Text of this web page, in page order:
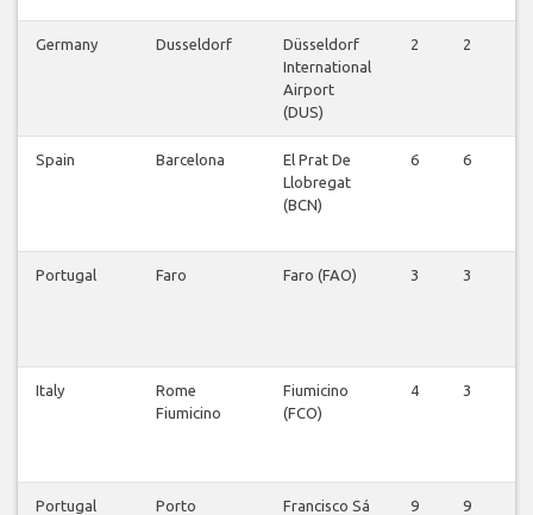
Germany Dusseldorf
Düsseldorf
International
Airport
(DUS)
2 2
Spain Barcelona
El Prat De
Llobregat
(BCN)
6 6
Portugal Faro Faro (FAO) 3 3
Italy
Rome
Fiumicino
Fiumicino
(FCO)
4 3
Portugal Porto
Francisco Sá
9 9